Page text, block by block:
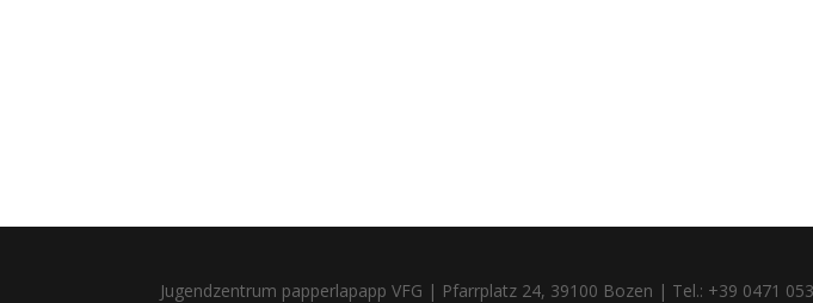
Jugendzentrum papperlapapp VFG | Pfarrplatz 24, 39100 Bozen | Tel.: +39 0471